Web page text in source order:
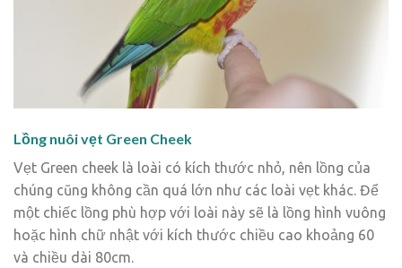
Lồng nuôi vẹt Green Cheek
Vẹt Green cheek là loài có kích thước nhỏ, nên lồng của
chúng cũng không cần quá lớn như các loài vẹt khác. Để
một chiếc lồng phù hợp với loài này sẽ là lồng hình vuông
hoặc hình chữ nhật với kích thước chiều cao khoảng 60
và chiều dài 80cm.